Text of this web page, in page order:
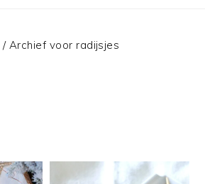
/Archief voor radijsjes